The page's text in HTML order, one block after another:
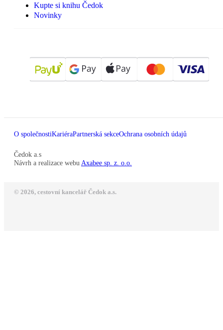
Kupte si knihu Čedok
Novinky
O společnostiKariéraPartnerská sekceOchrana osobních údajů
Čedok a.s
Návrh a realizace webu Axabee sp. z. o.o.
© 2026, cestovní kancelář Čedok a.s.